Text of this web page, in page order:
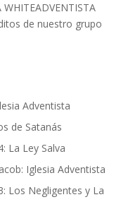
de nuestro grupo
Adventista
de Satanás
La Ley Salva
Iglesia Adventista
Los Negligentes y La